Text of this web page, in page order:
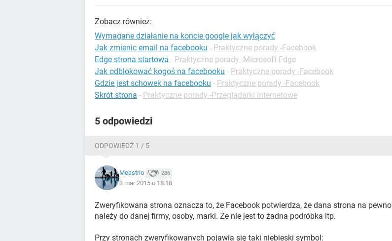
Zobacz również:
Wymagane działanie na koncie google jak wyłączyć
Jak zmienic email na facebooku - Praktyczne porady -Facebook
Edge strona startowa - Praktyczne porady -Microsoft Edge
Jak odblokować kogoś na facebooku - Praktyczne porady -Facebook
Gdzie jest schowek na facebooku - Praktyczne porady -Facebook
Skrót strona - Praktyczne porady -Przeglądarki internetowe
5 odpowiedzi
ODPOWIEDŹ 1 / 5
Meastrio 286
3 mar 2015 o 18:18
Zweryfikowana strona oznacza to, że Facebook potwierdza, że dana strona na pewno
należy do danej firmy, osoby, marki. Że nie jest to żadna podróbka itp.
Przy stronach zweryfikowanych pojawia się taki niebieski symbol: